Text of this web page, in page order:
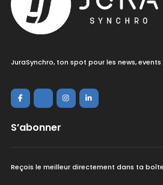
JuraSynchro, ton spot pour les news,
S’abonner
Reçois le meilleur directement dans ta